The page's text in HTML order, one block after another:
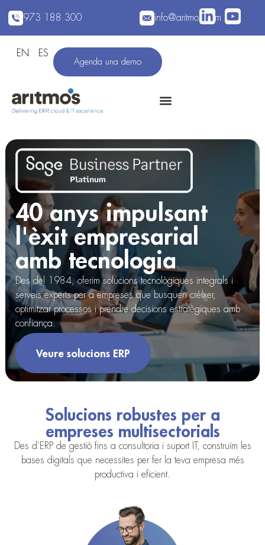
973 188 300 info@aritmos.com
EN ES
Agenda una demo
40 anys impulsant
l'èxit empresarial
amb tecnologia
Des del 1984, oferim solucions tecnològiques integrals i
serveis experts per a empreses que busquen créixer,
optimitzar processos i prendre decisions estratègiques amb
confiança.
Veure solucions ERP
Solucions robustes per a
empreses multisectorials
Des d’ERP de gestió fins a consultoria i suport IT, construïm les
bases digitals que necessites per fer la teva empresa més
productiva i eficient.